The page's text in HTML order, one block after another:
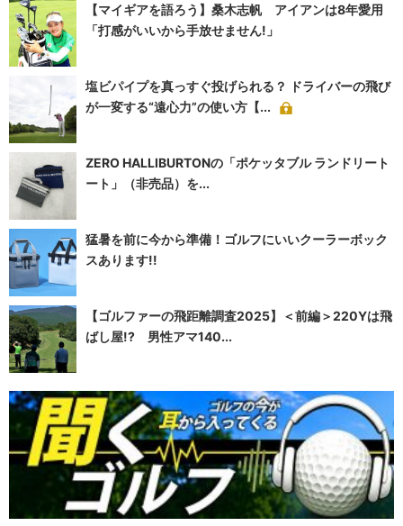
【マイギアを語ろう】桑木志帆 アイアンは8年愛用
「打感がいいから手放せません!」
塩ビパイプを真っすぐ投げられる？ ドライバーの飛び
が一変する“遠心力”の使い方【...
ZERO HALLIBURTONの「ポケッタブル ランドリート
ート」（非売品）を...
猛暑を前に今から準備！ゴルフにいいクーラーボック
スあります!!
【ゴルファーの飛距離調査2025】＜前編＞220Yは飛
ばし屋!? 男性アマ140...